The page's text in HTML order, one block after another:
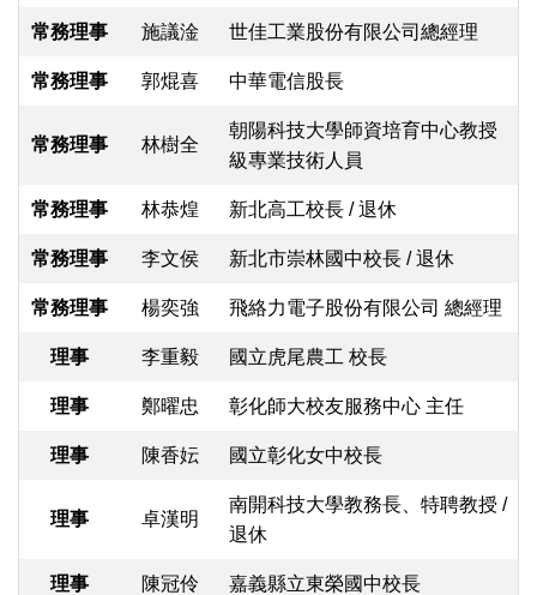
常務理事 施議淦 世佳工業股份有限公司總經理
常務理事 郭焜喜 中華電信股長
常務理事 林樹全
朝陽科技大學師資培育中心教授
級專業技術人員
常務理事 林恭煌 新北高工校長 / 退休
常務理事 李文侯 新北市崇林國中校長 / 退休
常務理事 楊奕強 飛絡力電子股份有限公司 總經理
理事 李重毅 國立虎尾農工 校長
理事 鄭曜忠 彰化師大校友服務中心 主任
理事 陳香妘 國立彰化女中校長
理事 卓漢明
南開科技大學教務長、特聘教授 /
退休
理事 陳冠伶 嘉義縣立東榮國中校長